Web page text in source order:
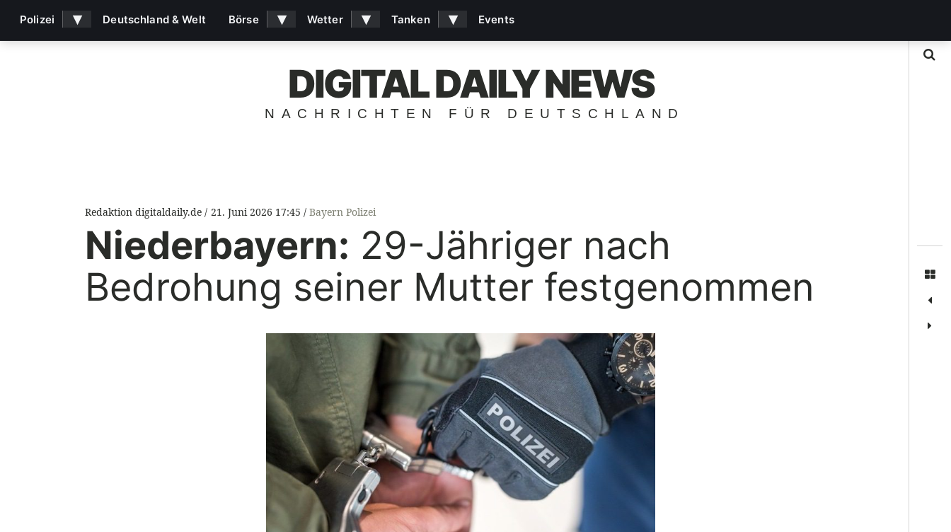
DIGITAL DAILY NEWS
NACHRICHTEN FÜR DEUTSCHLAND
Redaktion digitaldaily.de 21. Juni 2026 17:45 Bayern Polizei
Niederbayern: 29-Jähriger nach
Bedrohung seiner Mutter festgenommen
Polizei ▾ Deutschland & Welt Börse ▾ Wetter ▾ Tanken ▾ Events